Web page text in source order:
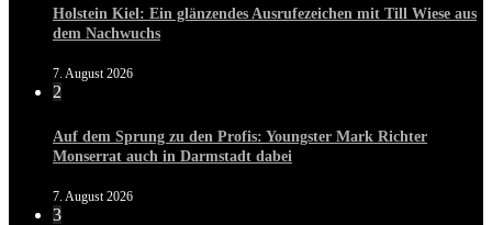
Holstein Kiel: Ein glänzendes Ausrufezeichen mit Till Wiese aus
dem Nachwuchs
7. August 2026
2
Auf dem Sprung zu den Profis: Youngster Mark Richter
Monserrat auch in Darmstadt dabei
7. August 2026
3